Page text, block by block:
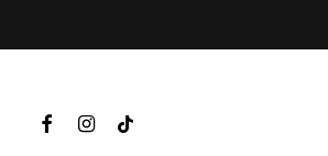
FACEBOOKINSTAGRAM
TIKTOK